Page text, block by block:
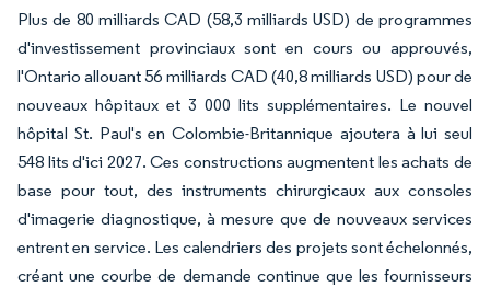
Plus de 80 milliards CAD (58,3 milliards USD) de programmes
d'investissement provinciaux sont en cours ou approuvés,
l'Ontario allouant 56 milliards CAD (40,8 milliards USD) pour de
nouveaux hôpitaux et 3 000 lits supplémentaires. Le nouvel
hôpital St. Paul's en Colombie-Britannique ajoutera à lui seul
548 lits d'ici 2027. Ces constructions augmentent les achats de
base pour tout, des instruments chirurgicaux aux consoles
d'imagerie diagnostique, à mesure que de nouveaux services
entrent en service. Les calendriers des projets sont échelonnés,
créant une courbe de demande continue que les fournisseurs